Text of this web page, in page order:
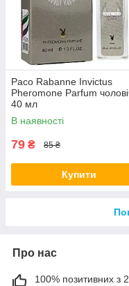
Paco Rabanne Invictus
Pheromone Parfum
40 мл
В наявності
79 ₴ 85 ₴
Купити
Про нас
100% позитивних з